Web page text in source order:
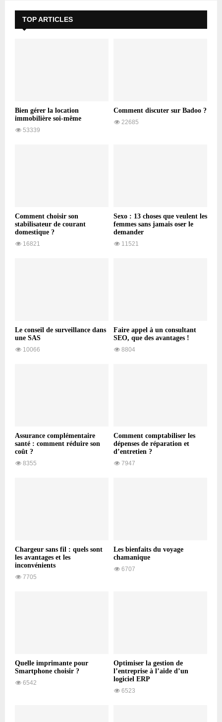
TOP ARTICLES
Bien gérer la location
immobilière soi-même
53339
Comment discuter sur Badoo ?
22685
Comment choisir son
stabilisateur de courant
domestique ?
16821
Sexo : 13 choses que veulent les
femmes sans jamais oser le
demander
11521
Le conseil de surveillance dans
une SAS
10066
Faire appel à un consultant
SEO, que des avantages !
8804
Assurance complémentaire
santé : comment réduire son
coût ?
8355
Comment comptabiliser les
dépenses de réparation et
d’entretien ?
7947
Chargeur sans fil : quels sont
les avantages et les
inconvénients
7705
Les bienfaits du voyage
chamanique
6707
Quelle imprimante pour
Smartphone choisir ?
6542
Optimiser la gestion de
l’entreprise à l’aide d’un
logiciel ERP
6523